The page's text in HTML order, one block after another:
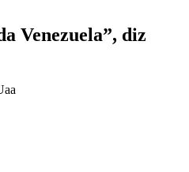
Venezuela”, diz